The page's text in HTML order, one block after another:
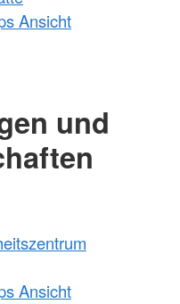
Ansicht
und
Ansicht